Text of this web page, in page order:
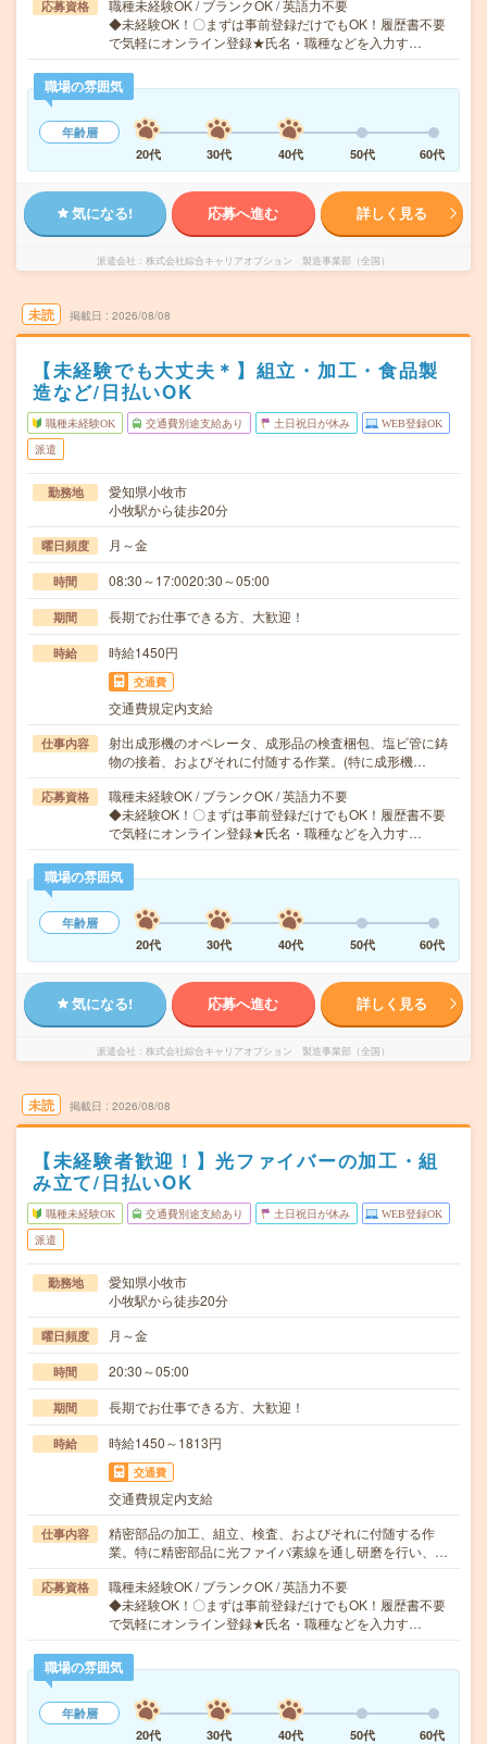
応募資格
職種未経験OK / ブランクOK / 英語力不要
◆未経験OK！〇まずは事前登録だけでもOK！履歴書不要
で気軽にオンライン登録★氏名・職種などを入力す…
職場の雰囲気
年齢層
20代
30代 40代 50代 60代
気になる! 応募へ進む 詳しく見る
派遣会社 株式会社綜合キャリアオプション 製造事業部（全国）
未読 掲載日 2026/08/08
【未経験でも大丈夫＊】組立・加工・食品製
造など/日払いOK
職種未経験OK 交通費別途支給あり 土日祝日が休み WEB登録OK
派遣
勤務地
愛知県小牧市
小牧駅から徒歩20分
曜日頻度 月～金
時間 08:30～17:0020:30～05:00
期間 長期でお仕事できる方、大歓迎！
時給 時給1450円
交通費
交通費規定内支給
仕事内容
射出成形機のオペレータ、成形品の検査梱包、塩ビ管に鋳
物の接着、およびそれに付随する作業。(特に成形機…
応募資格
職種未経験OK / ブランクOK / 英語力不要
◆未経験OK！〇まずは事前登録だけでもOK！履歴書不要
で気軽にオンライン登録★氏名・職種などを入力す…
職場の雰囲気
年齢層
20代
30代 40代 50代 60代
気になる! 応募へ進む 詳しく見る
派遣会社 株式会社綜合キャリアオプション 製造事業部（全国）
未読 掲載日 2026/08/08
【未経験者歓迎！】光ファイバーの加工・組
み立て/日払いOK
職種未経験OK 交通費別途支給あり 土日祝日が休み WEB登録OK
派遣
勤務地
愛知県小牧市
小牧駅から徒歩20分
曜日頻度 月～金
時間 20:30～05:00
期間 長期でお仕事できる方、大歓迎！
時給 時給1450～1813円
交通費
交通費規定内支給
仕事内容
精密部品の加工、組立、検査、およびそれに付随する作
業。特に精密部品に光ファイバ素線を通し研磨を行い、…
応募資格
職種未経験OK / ブランクOK / 英語力不要
◆未経験OK！〇まずは事前登録だけでもOK！履歴書不要
で気軽にオンライン登録★氏名・職種などを入力す…
職場の雰囲気
年齢層
20代
30代 40代 50代 60代